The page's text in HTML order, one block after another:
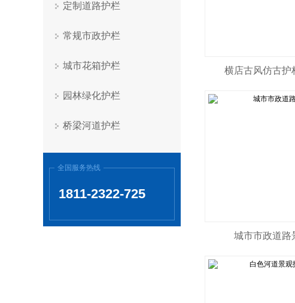
定制道路护栏
常规市政护栏
城市花箱护栏
园林绿化护栏
桥梁河道护栏
全国服务热线
1811-2322-725
横店古风仿古护
城市市政道路